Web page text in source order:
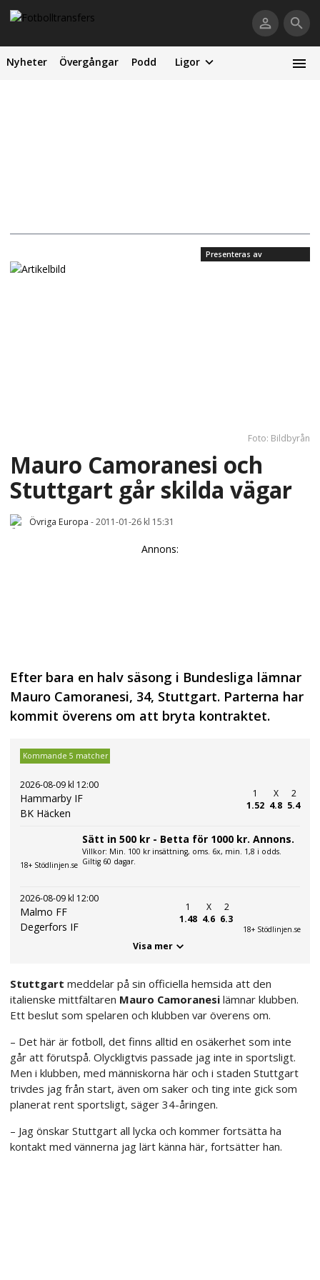
Nyheter Övergångar Podd Ligor
Presenteras av
Foto: Bildbyrån
Mauro Camoranesi och
Stuttgart går skilda vägar
Övriga Europa -2011-01-26 kl 15:31
Annons:
Efter bara en halv säsong i Bundesliga lämnar
Mauro Camoranesi, 34, Stuttgart. Parterna har
kommit överens om att bryta kontraktet.
Kommande 5 matcher
2026-08-09 kl 12:00
Hammarby IF
BK Häcken
1
1.52
X
4.8
2
5.4
18+ Stödlinjen.se
Sätt in 500 kr - Betta för 1000 kr. Annons.
Villkor: Min. 100 kr insättning, oms. 6x, min. 1,8 i odds.
Giltig 60 dagar.
2026-08-09 kl 12:00
Malmo FF
Degerfors IF
1
1.48
X
4.6
2
6.3
18+ Stödlinjen.se
Visa mer
Stuttgart meddelar på sin officiella hemsida att den
italienske mittfältaren Mauro Camoranesi lämnar klubben.
Ett beslut som spelaren och klubben var överens om.
– Det här är fotboll, det finns alltid en osäkerhet som inte
går att förutspå. Olyckligtvis passade jag inte in sportsligt.
Men i klubben, med människorna här och i staden Stuttgart
trivdes jag från start, även om saker och ting inte gick som
planerat rent sportsligt, säger 34-åringen.
– Jag önskar Stuttgart all lycka och kommer fortsätta ha
kontakt med vännerna jag lärt känna här, fortsätter han.